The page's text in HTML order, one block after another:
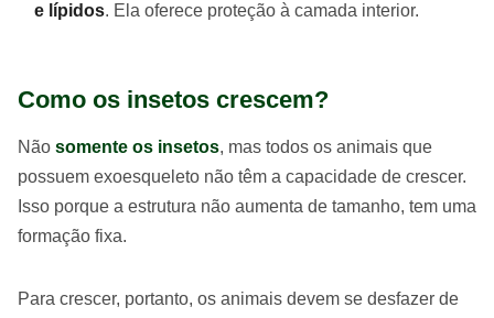
e lípidos. Ela oferece proteção à camada interior.
Como os insetos crescem?
Não somente os insetos, mas todos os animais que
possuem exoesqueleto não têm a capacidade de crescer.
Isso porque a estrutura não aumenta de tamanho, tem uma
formação fixa.
Para crescer, portanto, os animais devem se desfazer de